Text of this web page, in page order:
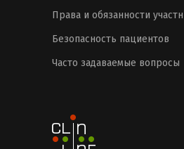
Права и обязанности
Безопасность пациентов
Часто задаваемые вопросы